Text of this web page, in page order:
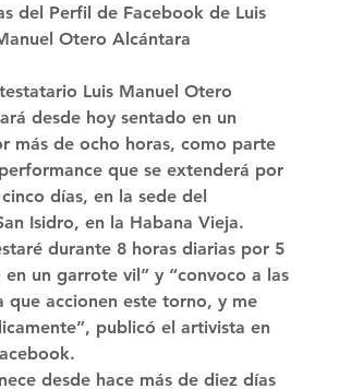
del Perfil de Facebook de Luis
Otero Alcántara
Luis Manuel Otero
desde hoy sentado en un
más de ocho horas, como parte
que se extenderá por
días, en la sede del
Isidro, en la Habana Vieja.
durante 8 horas diarias por 5
en un garrote vil” y “convoco a las
que accionen este torno, y me
publicó el artivista en
desde hace más de diez días